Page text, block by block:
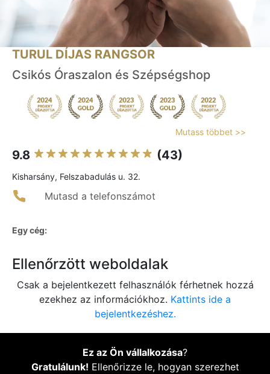
TURUL DÍJAS RANGSOR
Csikós Óraszalon és Szépségshop
Mutass többet >>
9.8 (43)
Kisharsány, Felszabadulás u. 32.
Mutasd a telefonszámot
Egy cég:
Ellenőrzött weboldalak
Csak a bejelentkezett felhasználók férhetnek hozzá
ezekhez az információkhoz. Kattints ide a
bejelentkezéshez.
Ez az Ön vállalkozása?
Gratulálunk! Ellenőrizze le, hogyan szerezhet